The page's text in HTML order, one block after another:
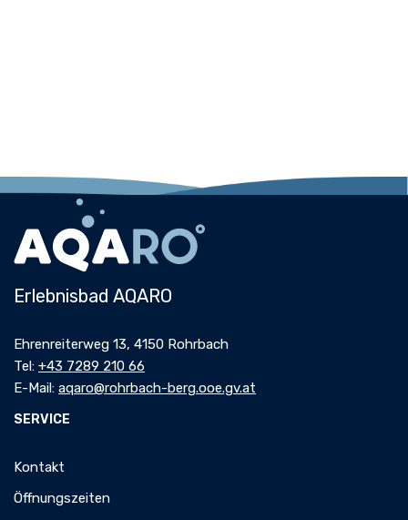
Erlebnisbad AQARO
Ehrenreiterweg 13, 4150 Rohrbach
Tel: +43 7289 210 66
E-Mail: aqaro@rohrbach-berg.ooe.gv.at
SERVICE
Kontakt
Öffnungszeiten